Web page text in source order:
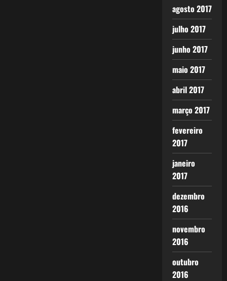
agosto 2017
julho 2017
junho 2017
maio 2017
abril 2017
março 2017
fevereiro
2017
janeiro
2017
dezembro
2016
novembro
2016
outubro
2016